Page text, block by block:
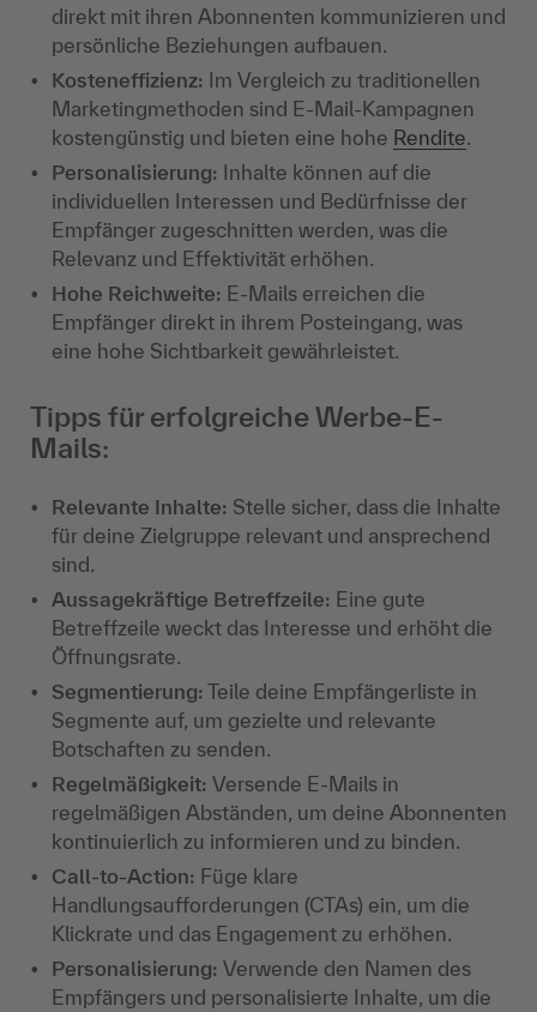
direkt mit ihren Abonnenten kommunizieren und
persönliche Beziehungen aufbauen.
Kosteneffizienz: Im Vergleich zu traditionellen
Marketingmethoden sind E-Mail-Kampagnen
kostengünstig und bieten eine hohe Rendite.
Personalisierung: Inhalte können auf die
individuellen Interessen und Bedürfnisse der
Empfänger zugeschnitten werden, was die
Relevanz und Effektivität erhöhen.
Hohe Reichweite: E-Mails erreichen die
Empfänger direkt in ihrem Posteingang, was
eine hohe Sichtbarkeit gewährleistet.
Tipps für erfolgreiche Werbe-E-
Mails:
Relevante Inhalte: Stelle sicher, dass die Inhalte
für deine Zielgruppe relevant und ansprechend
sind.
Aussagekräftige Betreffzeile: Eine gute
Betreffzeile weckt das Interesse und erhöht die
Öffnungsrate.
Segmentierung: Teile deine Empfängerliste in
Segmente auf, um gezielte und relevante
Botschaften zu senden.
Regelmäßigkeit: Versende E-Mails in
regelmäßigen Abständen, um deine Abonnenten
kontinuierlich zu informieren und zu binden.
Call-to-Action: Füge klare
Handlungsaufforderungen (CTAs) ein, um die
Klickrate und das Engagement zu erhöhen.
Personalisierung: Verwende den Namen des
Empfängers und personalisierte Inhalte, um die